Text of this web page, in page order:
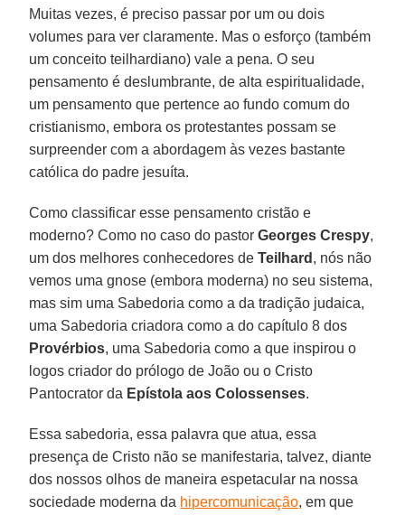
Muitas vezes, é preciso passar por um ou dois
volumes para ver claramente. Mas o esforço (também
um conceito teilhardiano) vale a pena. O seu
pensamento é deslumbrante, de alta espiritualidade,
um pensamento que pertence ao fundo comum do
cristianismo, embora os protestantes possam se
surpreender com a abordagem às vezes bastante
católica do padre jesuíta.
Como classificar esse pensamento cristão e
moderno? Como no caso do pastorGeorges Crespy,
um dos melhores conhecedores deTeilhard , nós não
vemos uma gnose (embora moderna) no seu sistema,
mas sim uma Sabedoria como a da tradição judaica,
uma Sabedoria criadora como a do capítulo 8 dos
Provérbios, uma Sabedoria como a que inspirou o
logos criador do prólogo de João ou o Cristo
Pantocrator da Epístola aos Colossenses.
Essa sabedoria, essa palavra que atua, essa
presença de Cristo não se manifestaria, talvez, diante
dos nossos olhos de maneira espetacular na nossa
sociedade moderna da hipercomunicação, em que